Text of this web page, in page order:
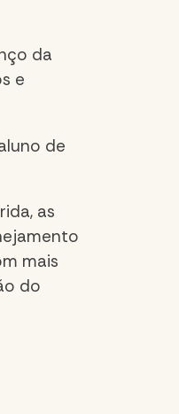
da
e
de
as
mais
do